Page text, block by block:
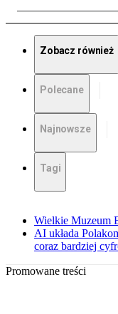
Zobacz również
Polecane
Najnowsze
Tagi
Wielkie Muzeum
AI układa
coraz bardziej
Promowane treści